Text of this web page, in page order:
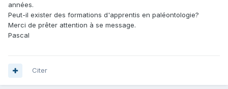
années.
Peut-il exister des formations d'apprentis en paléontologie?
Merci de prêter attention à se message.
Pascal
Citer